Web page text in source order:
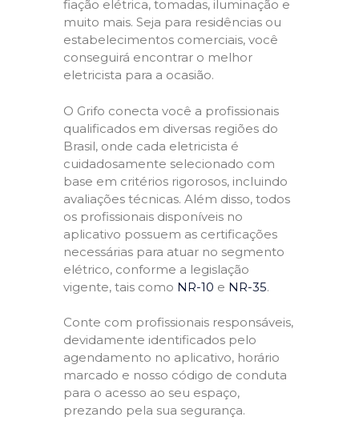
fiação elétrica, tomadas, iluminação e
muito mais. Seja para residências ou
estabelecimentos comerciais, você
conseguirá encontrar o melhor
eletricista para a ocasião.
O Grifo conecta você a profissionais
qualificados em diversas regiões do
Brasil, onde cada eletricista é
cuidadosamente selecionado com
base em critérios rigorosos, incluindo
avaliações técnicas. Além disso, todos
os profissionais disponíveis no
aplicativo possuem as certificações
necessárias para atuar no segmento
elétrico, conforme a legislação
vigente, tais como NR-10 e NR-35.
Conte com profissionais responsáveis,
devidamente identificados pelo
agendamento no aplicativo, horário
marcado e nosso código de conduta
para o acesso ao seu espaço,
prezando pela sua segurança.